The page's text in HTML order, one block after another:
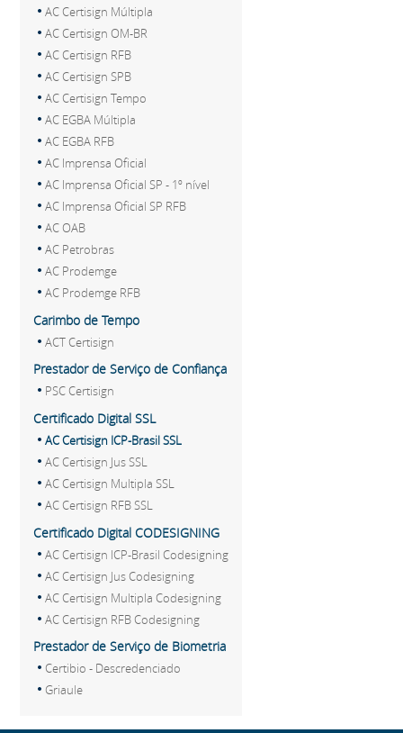
AC Certisign Múltipla
AC Certisign OM-BR
AC Certisign RFB
AC Certisign SPB
AC Certisign Tempo
AC EGBA Múltipla
AC EGBA RFB
AC Imprensa Oficial
AC Imprensa Oficial SP - 1º nível
AC Imprensa Oficial SP RFB
AC OAB
AC Petrobras
AC Prodemge
AC Prodemge RFB
Carimbo de Tempo
ACT Certisign
Prestador de Serviço de Confiança
PSC Certisign
Certificado Digital SSL
AC Certisign ICP-Brasil SSL
AC Certisign Jus SSL
AC Certisign Multipla SSL
AC Certisign RFB SSL
Certificado Digital CODESIGNING
AC Certisign ICP-Brasil Codesigning
AC Certisign Jus Codesigning
AC Certisign Multipla Codesigning
AC Certisign RFB Codesigning
Prestador de Serviço de Biometria
Certibio - Descredenciado
Griaule